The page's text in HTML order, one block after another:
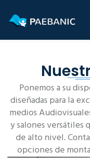
Ponemos a su
diseñadas para la
medios
y salones versátiles
de alto nivel.
opciones de